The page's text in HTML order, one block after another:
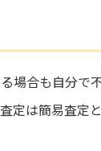
場合も自分で
定は簡易査定